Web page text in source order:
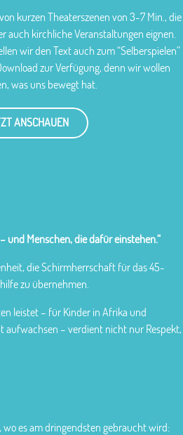
kurzen Theaterszenen von 3-7 Min., die
auch kirchliche Veranstaltungen eignen.
wir den Text auch zum “Selberspielen”
zur Verfügung, denn wir wollen
was uns bewegt hat.
ANSCHAUEN
und Menschen, die dafür einstehen.“
die Schirmherrschaft für das 45-
zu übernehmen.
leistet – für Kinder in Afrika und
aufwachsen – verdient nicht nur Respekt,
es am dringendsten gebraucht wird: